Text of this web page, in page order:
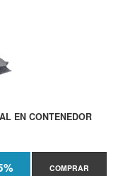
EN CONTENEDOR
COMPRAR